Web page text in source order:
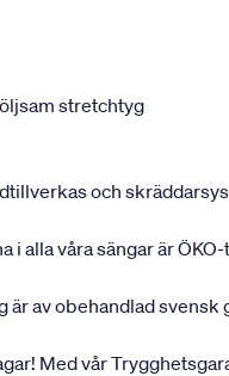
stretchtyg
och
i alla våra sängar är
är av obehandlad
Med vår